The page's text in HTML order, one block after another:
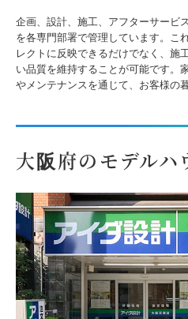
企画、設計、施工、アフターサービ
を各専門部署で管理しています。こ
レクトに反映できるだけでなく、施
い品質を維持することが可能です。
やメンテナンスを通じて、お客様の
大阪府のモデルハ